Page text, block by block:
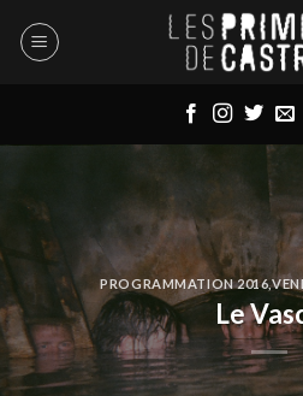
PROGRAMMATION 2016,
Le